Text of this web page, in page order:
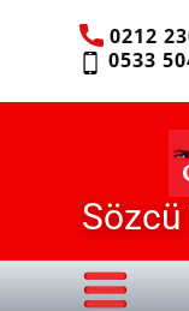
0212
0533